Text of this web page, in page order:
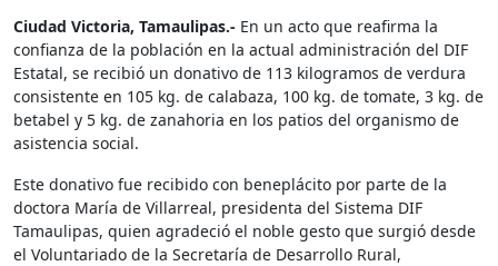
Ciudad Victoria, Tamaulipas.- En un acto que reafirma la
confianza de la población en la actual administración del DIF
Estatal, se recibió un donativo de 113 kilogramos de verdura
consistente en 105 kg. de calabaza, 100 kg. de tomate, 3 kg. de
betabel y 5 kg. de zanahoria en los patios del organismo de
asistencia social.
Este donativo fue recibido con beneplácito por parte de la
doctora María de Villarreal, presidenta del Sistema DIF
Tamaulipas, quien agradeció el noble gesto que surgió desde
el Voluntariado de la Secretaría de Desarrollo Rural,